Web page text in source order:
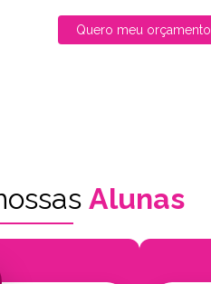
Quero meu orçamento
Alunas